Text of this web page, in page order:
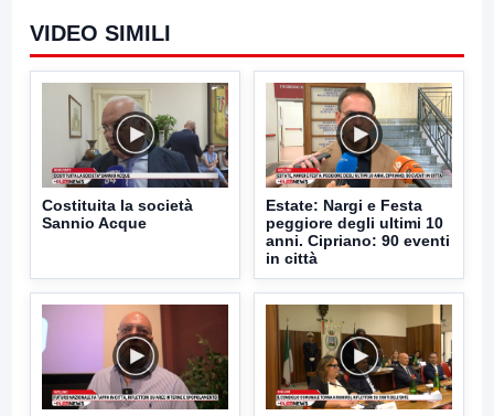
VIDEO SIMILI
Costituita la società
Sannio Acque
Estate: Nargi e Festa
peggiore degli ultimi 10
anni. Cipriano: 90 eventi
in città